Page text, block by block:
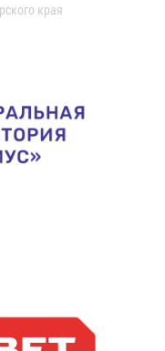
края